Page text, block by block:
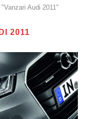
Audi 2011"
2011